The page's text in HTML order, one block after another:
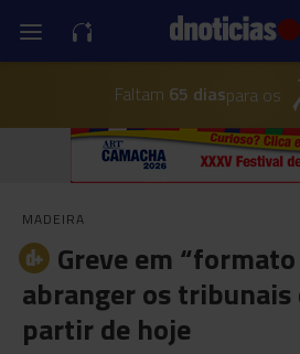
Faltam 65 diaspara os
MADEIRA
Greve em
abranger os tribunais
partir de hoje